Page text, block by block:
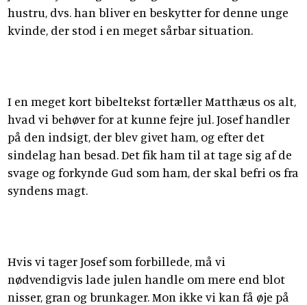
hustru, dvs. han bliver en beskytter for denne unge
kvinde, der stod i en meget sårbar situation.
I en meget kort bibeltekst fortæller Matthæus os alt,
hvad vi behøver for at kunne fejre jul. Josef handler
på den indsigt, der blev givet ham, og efter det
sindelag han besad. Det fik ham til at tage sig af de
svage og forkynde Gud som ham, der skal befri os fra
syndens magt.
Hvis vi tager Josef som forbillede, må vi
nødvendigvis lade julen handle om mere end blot
nisser, gran og brunkager. Mon ikke vi kan få øje på